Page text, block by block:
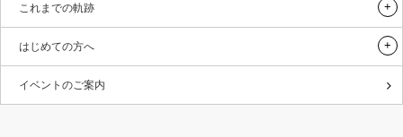
これまでの軌跡
はじめての方へ
イベントのご案内